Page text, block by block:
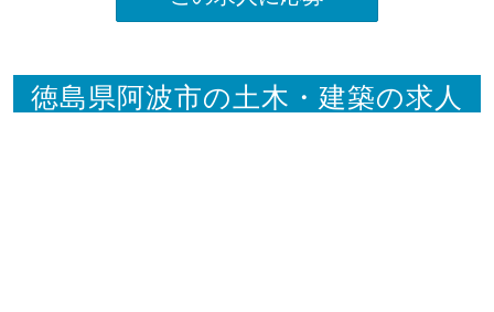
徳島県阿波市の土木・建築の求人